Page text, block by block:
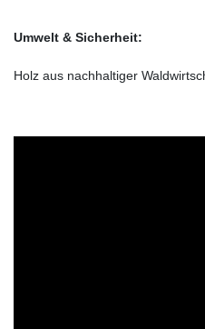
Umwelt & Sicherheit:
Holz aus nachhaltiger